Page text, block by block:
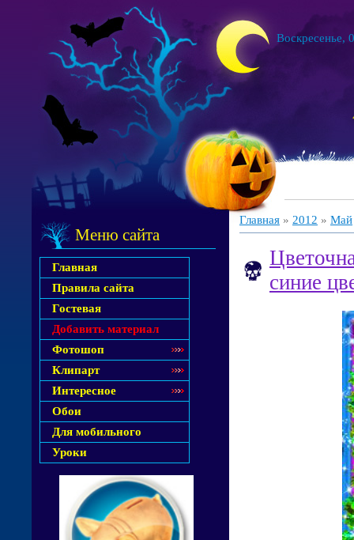
Воскресенье,
Меню сайта
Главная
Правила сайта
Гостевая
Добавить материал
Фотошоп
Клипарт
Интересное
Обои
Для мобильного
Уроки
Главная » 2012 » Май
синие